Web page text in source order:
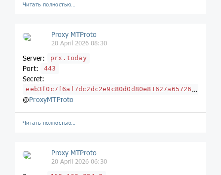
Читать полностью…
Proxy MTProto
20 April 2026 08:30
Server: prx.today
Port: 443
Secret:
eeb3f0c7f6af7dc2dc2e9c80d0d80e81627a65726f2e6c6f63616c
@ProxyMTProto
Читать полностью…
Proxy MTProto
20 April 2026 06:30